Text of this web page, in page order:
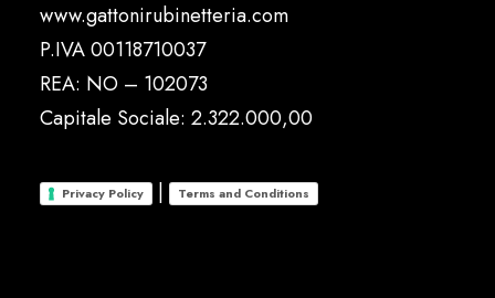
www.gattonirubinetteria.com
P.IVA 00118710037
REA: NO – 102073
Capitale Sociale: 2.322.000,00
Privacy Policy | Terms and Conditions